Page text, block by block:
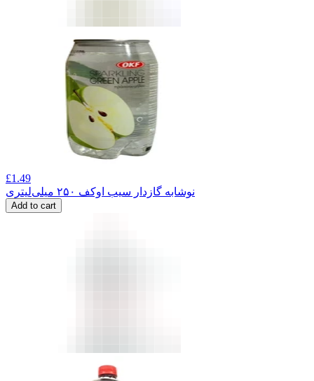
£1.49
نوشابه گازدار سیب اوکف ۲۵۰ میلی‌لیتری
Add to cart